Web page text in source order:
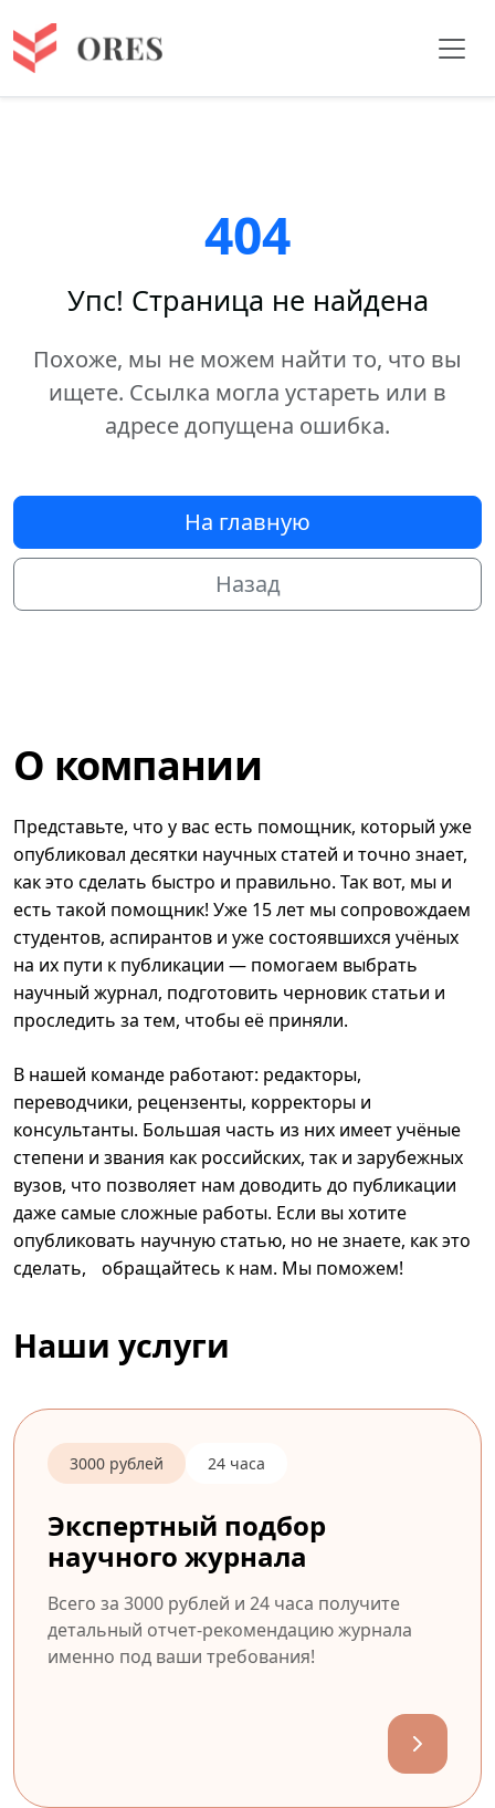
404
Упс! Страница не найдена
Похоже, мы не можем найти то, что вы
ищете. Ссылка могла устареть или в
адресе допущена ошибка.
На главную
Назад
О компании
Представьте, что у вас есть помощник, который уже
опубликовал десятки научных статей и точно знает,
как это сделать быстро и правильно. Так вот, мы и
есть такой помощник! Уже 15 лет мы сопровождаем
студентов, аспирантов и уже состоявшихся учёных
на их пути к публикации — помогаем выбрать
научный журнал, подготовить черновик статьи и
проследить за тем, чтобы её приняли.
В нашей команде работают: редакторы,
переводчики, рецензенты, корректоры и
консультанты. Большая часть из них имеет учёные
степени и звания как российских, так и зарубежных
вузов, что позволяет нам доводить до публикации
даже самые сложные работы. Если вы хотите
опубликовать научную статью, но не знаете, как это
сделать, обращайтесь к нам. Мы поможем!
Наши услуги
3000 рублей 24 часа
Экспертный подбор
научного журнала
Всего за 3000 рублей и 24 часа получите
детальный отчет-рекомендацию журнала
именно под ваши требования!